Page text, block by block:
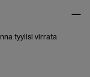
tyylisi virrata